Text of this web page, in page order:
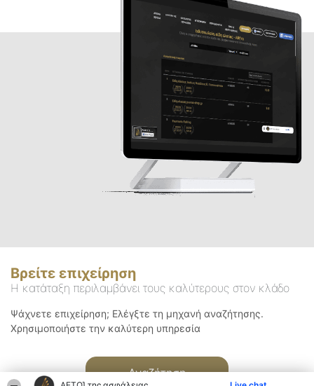
Βρείτε επιχείρηση
Η κατάταξη περιλαμβάνει τους καλύτερους στον κλάδο
Ψάχνετε επιχείρηση; Ελέγξτε τη μηχανή αναζήτησης.
Χρησιμοποιήστε την καλύτερη υπηρεσία
Αναζήτηση